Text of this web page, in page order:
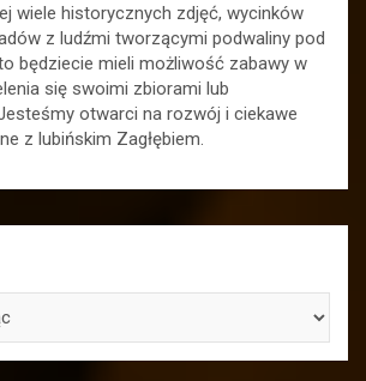
wiele historycznych zdjęć, wycinków
z ludźmi tworzącymi podwaliny pod
będziecie mieli możliwość zabawy w
się swoimi zbiorami lub
otwarci na rozwój i ciekawe
z lubińskim Zagłębiem.